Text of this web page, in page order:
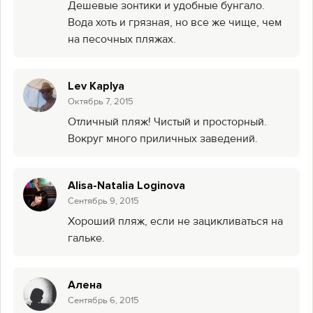
Дешевые зонтики и удобные бунгало.
Вода хоть и грязная, но все же чище, чем
на песочных пляжах.
Lev Kaplya
Октябрь 7, 2015
Отличный пляж! Чистый и просторный.
Вокруг много приличных заведений.
Alisa-Natalia Loginova
Сентябрь 9, 2015
Хороший пляж, если не зацикливаться на
гальке.
Алена
Сентябрь 6, 2015